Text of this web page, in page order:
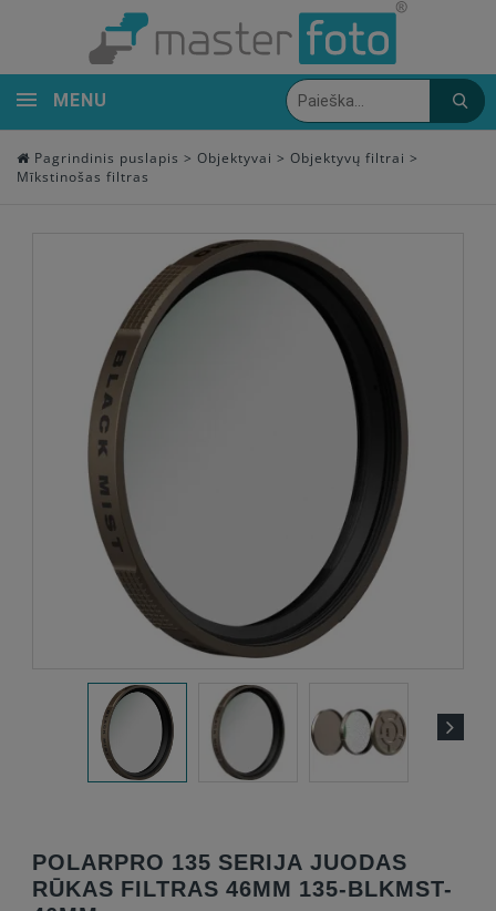
MENU
Pagrindinis puslapis > Objektyvai > Objektyvų filtrai >
Mīkstinošas filtras
POLARPRO 135 SERIJA JUODAS
RŪKAS FILTRAS 46MM 135-BLKMST-